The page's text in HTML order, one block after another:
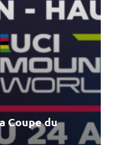
Coupe du